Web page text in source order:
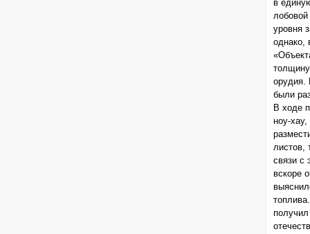
в
уровня
однако,
орудия.
были
В ходе
ноу-
листов,
связи с
вскоре